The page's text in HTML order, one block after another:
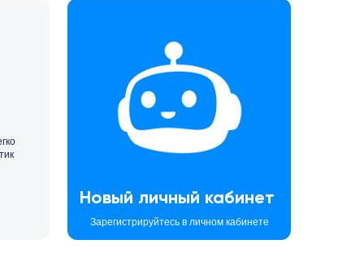
Новый личный кабинет
Зарегистрируйтесь в личном кабинете